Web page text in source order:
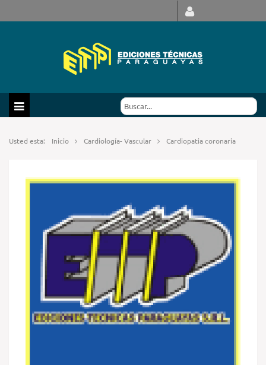
Usted esta: Inicio Cardiología- Vascular Cardiopatia coronaria